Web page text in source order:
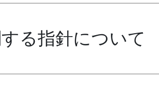
る指針について